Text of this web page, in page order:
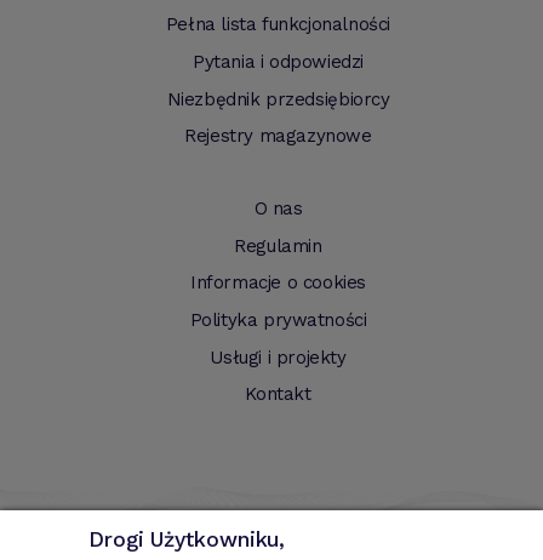
Pełna lista funkcjonalności
Pytania i odpowiedzi
Niezbędnik przedsiębiorcy
Rejestry magazynowe
O nas
Regulamin
Informacje o cookies
Polityka prywatności
Usługi i projekty
Kontakt
Drogi Użytkowniku,